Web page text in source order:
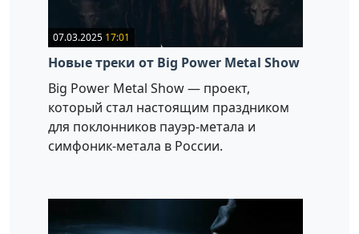
07.03.2025 17:01
Новые треки от Big Power Metal Show
Big Power Metal Show — проект,
который стал настоящим праздником
для поклонников пауэр-метала и
симфоник-метала в России.